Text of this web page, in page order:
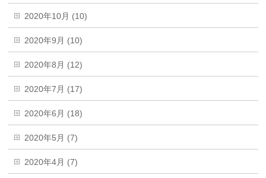
2020年10月 (10)
2020年9月 (10)
2020年8月 (12)
2020年7月 (17)
2020年6月 (18)
2020年5月 (7)
2020年4月 (7)